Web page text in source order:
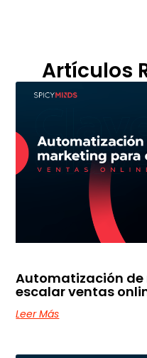
Artículos
Automatización
escalar ventas
Leer Más